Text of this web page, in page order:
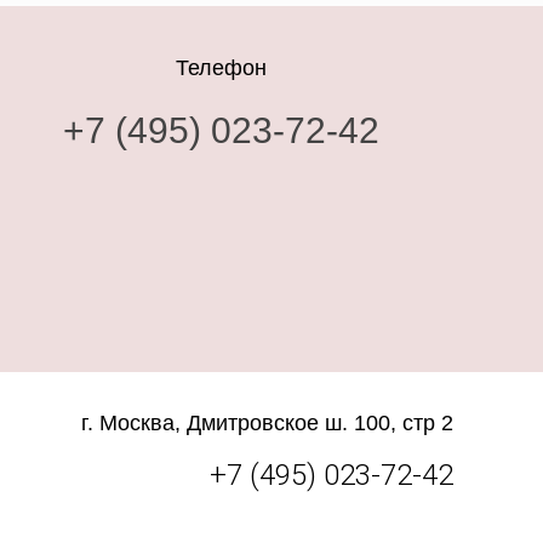
Телефон
+7 (495) 023-72-42
г. Москва, Дмитровское ш. 100, стр 2
+7 (495) 023-72-42